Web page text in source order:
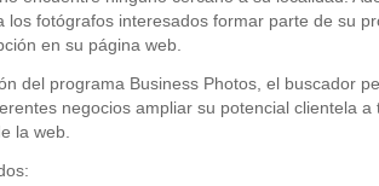
los fotógrafos interesados formar parte de su
en su página web.
del programa Business Photos, el buscador
negocios ampliar su potencial clientela a
la web.